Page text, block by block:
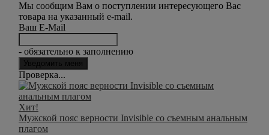
Мы сообщим Вам о поступлении интересующего Вас
товара на указанный e-mail.
Ваш E-Mail
- обязательно к заполнению
Проверка...
Хит!
Мужской пояс верности Invisible со съемным анальным
плагом